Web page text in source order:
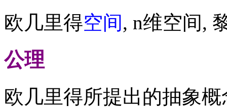
欧几里得空间, n维空间,
公理
欧几里得所提出的抽象